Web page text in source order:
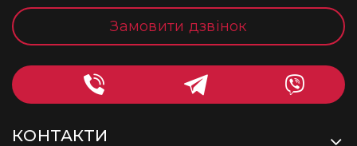
Замовити дзвінок
КОНТАКТИ